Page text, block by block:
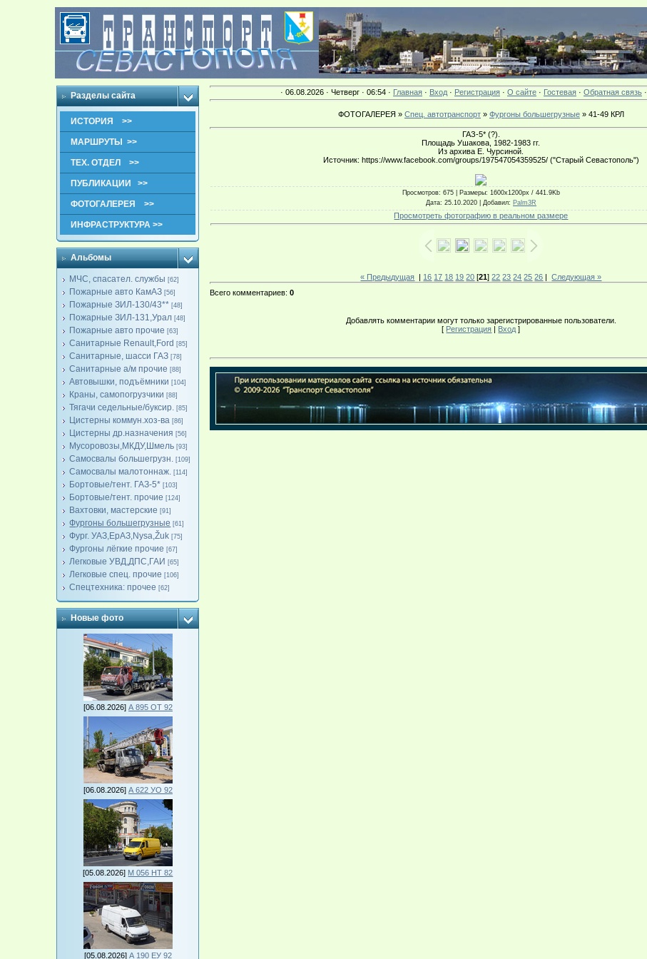
Разделы сайта
ИСТОРИЯ >>
МАРШРУТЫ >>
ТЕХ. ОТДЕЛ >>
ПУБЛИКАЦИИ >>
ФОТОГАЛЕРЕЯ >>
ИНФРАСТРУКТУРА >>
Альбомы
МЧС, спасател. службы [62]
Пожарные авто КамАЗ [56]
Пожарные ЗИЛ-130/43** [48]
Пожарные ЗИЛ-131,Урал [48]
Пожарные авто прочие [63]
Санитарные Renault,Ford [85]
Санитарные, шасси ГАЗ [78]
Санитарные а/м прочие [88]
Автовышки, подъёмники [104]
Краны, самопогрузчики [88]
Тягачи седельные/буксир. [85]
Цистерны коммун.хоз-ва [86]
Цистерны др.назначения [56]
Мусоровозы,МКДУ,Шмель [93]
Самосвалы большегрузн. [109]
Самосвалы малотоннаж. [114]
Бортовые/тент. ГАЗ-5* [103]
Бортовые/тент. прочие [124]
Вахтовки, мастерские [91]
Фургоны большегрузные [61]
Фург. УАЗ,ЕрАЗ,Nysa,Žuk [75]
Фургоны лёгкие прочие [67]
Легковые УВД,ДПС,ГАИ [65]
Легковые спец. прочие [106]
Спецтехника: прочее [62]
Новые фото
[06.08.2026] А 895 ОТ 92
[06.08.2026] А 622 УО 92
[05.08.2026] М 056 НТ 82
[05.08.2026] А 190 ЕУ 92
· 06.08.2026 · Четверг · 06:54 · Главная· Вход· Регистрация· О сайте· Гостевая· Обратная связь·
ФОТОГАЛЕРЕЯ » Спец. автотранспорт» Фургоны большегрузные» 41-49 КРЛ
ГАЗ-5* (?).
Площадь Ушакова, 1982-1983 гг.
Из архива Е. Чурсиной.
Источник: https://www.facebook.com/groups/197547054359525/ ("Старый Севастополь")
Просмотров: 675 | Размеры: 1600x1200px / 441.9Kb
Дата: 25.10.2020 | Добавил: Palm3R
Просмотреть фотографию в реальном размере
« Предыдущая | 16 17 18 19 20 [21]22 23 24 25 26 |Следующая »
Всего комментариев:0
Добавлять комментарии могут только зарегистрированные пользователи.
[ Регистрация | Вход ]